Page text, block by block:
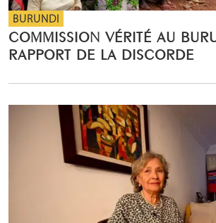
BURUNDI
COMMISSION VÉRITÉ AU
RAPPORT DE LA DISCORDE